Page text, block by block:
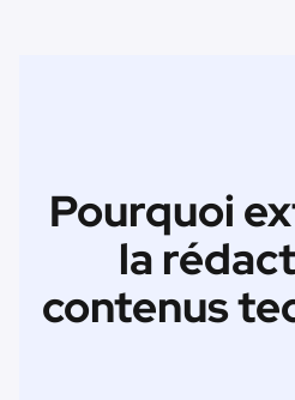
Pourquoi
la
contenus